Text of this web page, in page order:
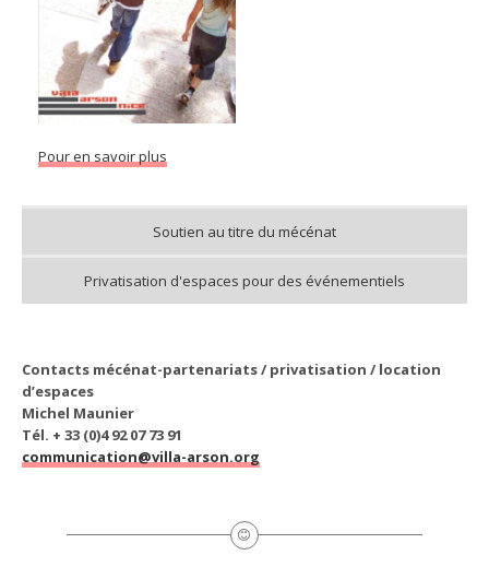
Pour en savoir plus
Soutien au titre du mécénat
Privatisation d'espaces pour des événementiels
Contacts mécénat-partenariats / privatisation / location
d’espaces
Michel Maunier
Tél. + 33 (0)4 92 07 73 91
communication@villa-arson.org